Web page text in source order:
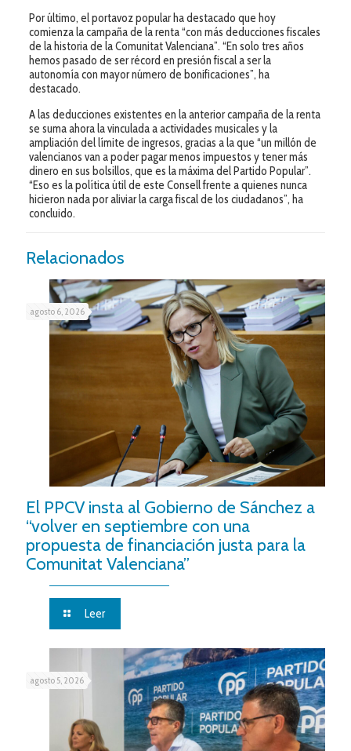
Por último, el portavoz popular ha destacado que hoy
comienza la campaña de la renta “con más deducciones fiscales
de la historia de la Comunitat Valenciana”. “En solo tres años
hemos pasado de ser récord en presión fiscal a ser la
autonomía con mayor número de bonificaciones”, ha
destacado.
A las deducciones existentes en la anterior campaña de la renta
se suma ahora la vinculada a actividades musicales y la
ampliación del límite de ingresos, gracias a la que “un millón de
valencianos van a poder pagar menos impuestos y tener más
dinero en sus bolsillos, que es la máxima del Partido Popular”.
“Eso es la política útil de este Consell frente a quienes nunca
hicieron nada por aliviar la carga fiscal de los ciudadanos”, ha
concluido.
Relacionados
agosto 6, 2026
El PPCV insta al Gobierno de Sánchez a
“volver en septiembre con una
propuesta de financiación justa para la
Comunitat Valenciana”
Leer
agosto 5, 2026